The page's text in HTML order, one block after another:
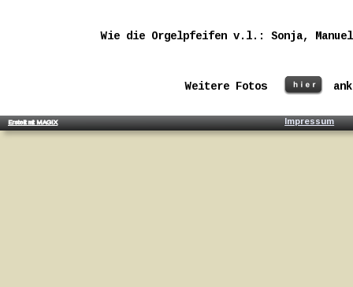
Weitere Fotos
Erstellt mit MAGIX Impressum
Wie die Orgelpfeifen v.l.: Sonja,